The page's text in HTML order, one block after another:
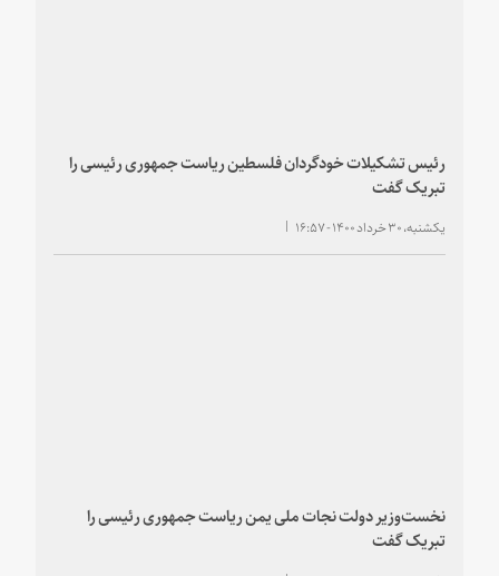
رئیس تشکیلات خودگردان فلسطین ریاست جمهوری رئیسی را
تبریک گفت
یکشنبه، ۳۰ خرداد ۱۴۰۰ - ۱۶:۵۷
نخست‌وزیر دولت نجات ملی یمن ریاست جمهوری رئیسی را
تبریک گفت